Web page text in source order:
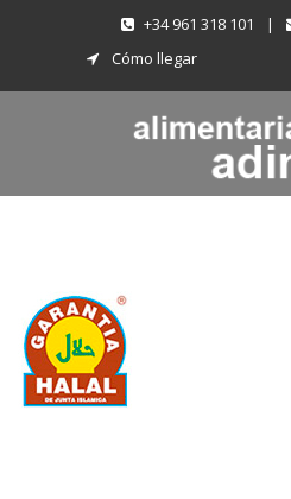
+34 961 318 101 |
Cómo llegar